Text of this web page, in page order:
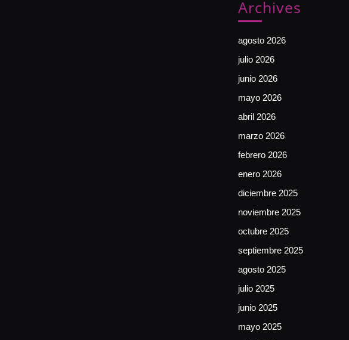
Archives
agosto 2026
julio 2026
junio 2026
mayo 2026
abril 2026
marzo 2026
febrero 2026
enero 2026
diciembre 2025
noviembre 2025
octubre 2025
septiembre 2025
agosto 2025
julio 2025
junio 2025
mayo 2025